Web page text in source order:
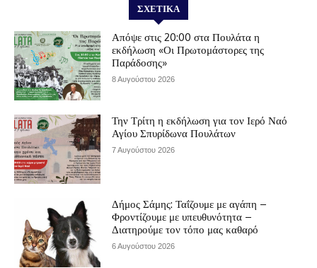
ΣΧΕΤΙΚΆ
Απόψε στις 20:00 στα Πουλάτα η
εκδήλωση «Οι Πρωτομάστορες της
Παράδοσης»
8 Αυγούστου 2026
Την Τρίτη η εκδήλωση για τον Ιερό Ναό
Αγίου Σπυρίδωνα Πουλάτων
7 Αυγούστου 2026
Δήμος Σάμης: Ταΐζουμε με αγάπη –
Φροντίζουμε με υπευθυνότητα –
Διατηρούμε τον τόπο μας καθαρό
6 Αυγούστου 2026